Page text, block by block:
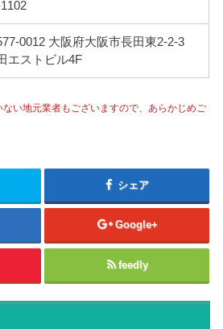
0012 大阪府大阪市長田東2-2-3
エストビル4F
い地元業者もございますので、あらかじめご
シェア
Google+
feedly